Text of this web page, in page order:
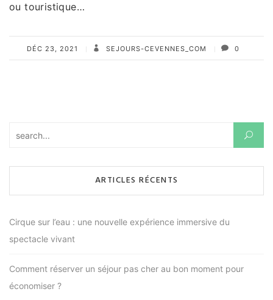
ou touristique…
DÉC 23, 2021 SEJOURS-CEVENNES_COM 0
ARTICLES RÉCENTS
Cirque sur l’eau : une nouvelle expérience immersive du
spectacle vivant
Comment réserver un séjour pas cher au bon moment pour
économiser ?